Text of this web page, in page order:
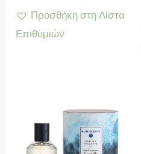
Προσθήκη στη Λίστα
Επιθυμιών